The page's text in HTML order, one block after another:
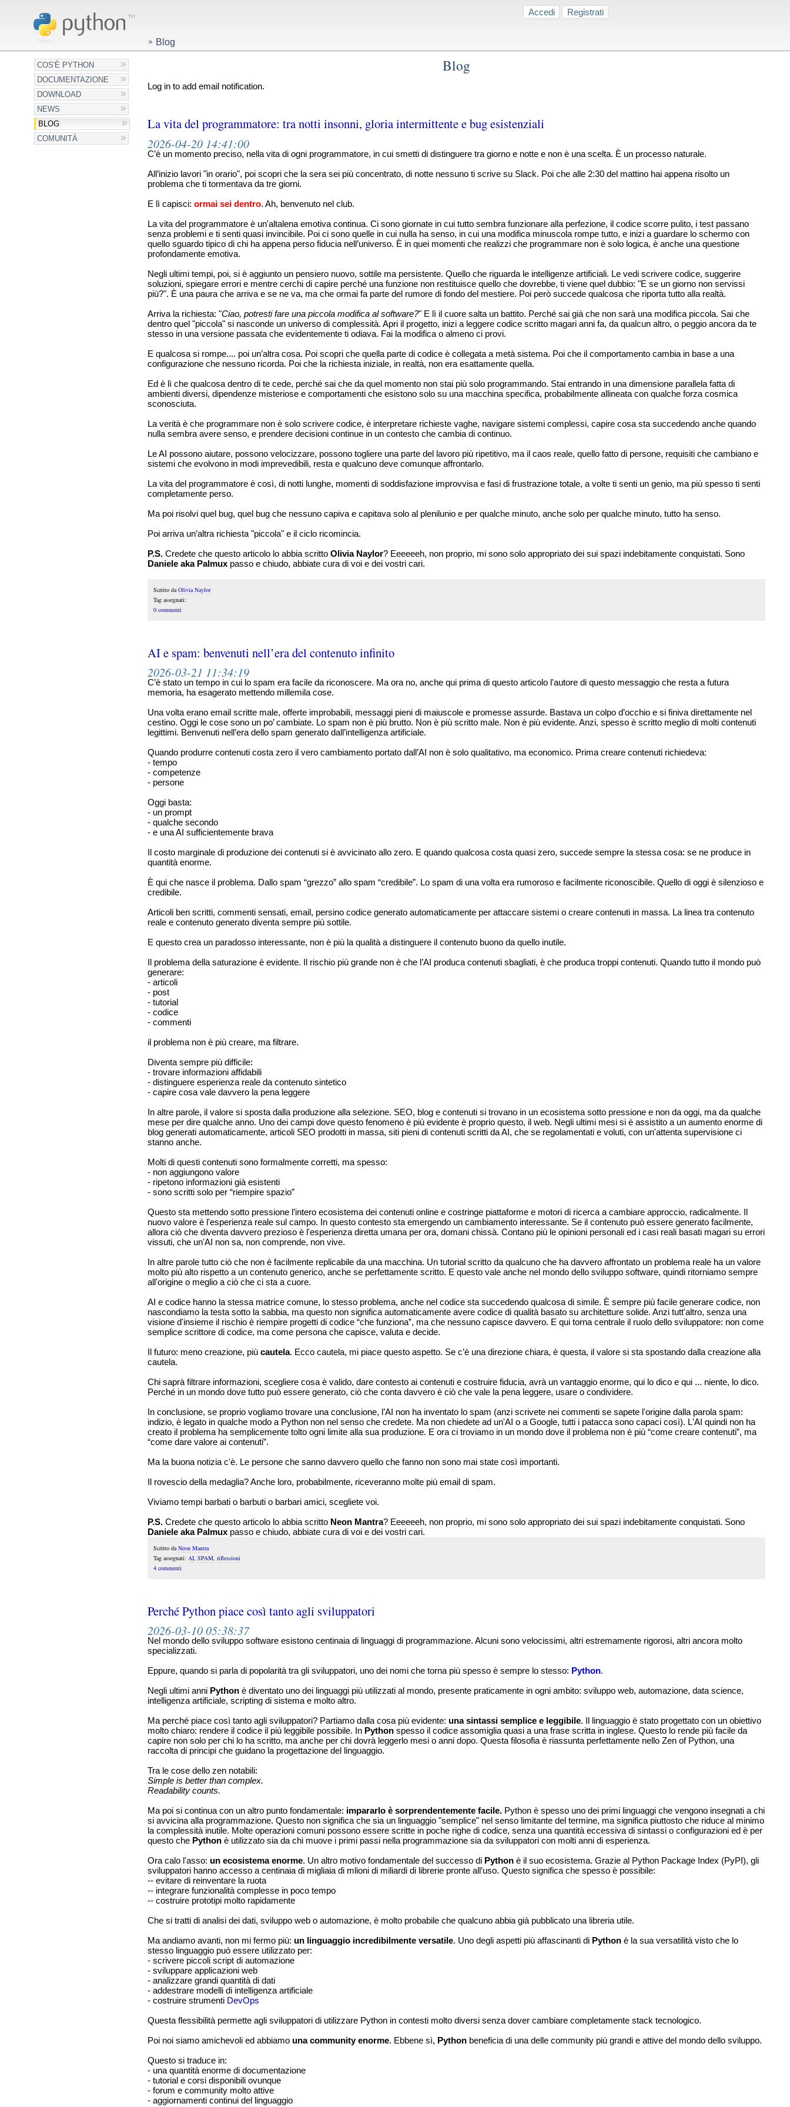
Accedi Registrati
COS'È PYTHON
DOCUMENTAZIONE
DOWNLOAD
NEWS
BLOG
COMUNITÀ
Blog
Blog
Log in to add email notification.
La vita del programmatore: tra notti insonni, gloria intermittente e bug esistenziali
2026-04-20 14:41:00
C’è un momento preciso, nella vita di ogni programmatore, in cui smetti di distinguere tra giorno e notte e non è una scelta. È un processo naturale.
All’inizio lavori "in orario", poi scopri che la sera sei più concentrato, di notte nessuno ti scrive su Slack. Poi che alle 2:30 del mattino hai appena risolto un
problema che ti tormentava da tre giorni.
E lì capisci: ormai sei dentro. Ah, benvenuto nel club.
La vita del programmatore è un'altalena emotiva continua. Ci sono giornate in cui tutto sembra funzionare alla perfezione, il codice scorre pulito, i test passano
senza problemi e ti senti quasi invincibile. Poi ci sono quelle in cui nulla ha senso, in cui una modifica minuscola rompe tutto, e inizi a guardare lo schermo con
quello sguardo tipico di chi ha appena perso fiducia nell’universo. È in quei momenti che realizzi che programmare non è solo logica, è anche una questione
profondamente emotiva.
Negli ultimi tempi, poi, si è aggiunto un pensiero nuovo, sottile ma persistente. Quello che riguarda le intelligenze artificiali. Le vedi scrivere codice, suggerire
soluzioni, spiegare errori e mentre cerchi di capire perché una funzione non restituisce quello che dovrebbe, ti viene quel dubbio: "E se un giorno non servissi
più?". È una paura che arriva e se ne va, ma che ormai fa parte del rumore di fondo del mestiere. Poi però succede qualcosa che riporta tutto alla realtà.
Arriva la richiesta: "Ciao, potresti fare una piccola modifica al software?" E lì il cuore salta un battito. Perché sai già che non sarà una modifica piccola. Sai che
dentro quel "piccola" si nasconde un universo di complessità. Apri il progetto, inizi a leggere codice scritto magari anni fa, da qualcun altro, o peggio ancora da te
stesso in una versione passata che evidentemente ti odiava. Fai la modifica o almeno ci provi.
E qualcosa si rompe.... poi un’altra cosa. Poi scopri che quella parte di codice è collegata a metà sistema. Poi che il comportamento cambia in base a una
configurazione che nessuno ricorda. Poi che la richiesta iniziale, in realtà, non era esattamente quella.
Ed è lì che qualcosa dentro di te cede, perché sai che da quel momento non stai più solo programmando. Stai entrando in una dimensione parallela fatta di
ambienti diversi, dipendenze misteriose e comportamenti che esistono solo su una macchina specifica, probabilmente allineata con qualche forza cosmica
sconosciuta.
La verità è che programmare non è solo scrivere codice, è interpretare richieste vaghe, navigare sistemi complessi, capire cosa sta succedendo anche quando
nulla sembra avere senso, e prendere decisioni continue in un contesto che cambia di continuo.
Le AI possono aiutare, possono velocizzare, possono togliere una parte del lavoro più ripetitivo, ma il caos reale, quello fatto di persone, requisiti che cambiano e
sistemi che evolvono in modi imprevedibili, resta e qualcuno deve comunque affrontarlo.
La vita del programmatore è così, di notti lunghe, momenti di soddisfazione improvvisa e fasi di frustrazione totale, a volte ti senti un genio, ma più spesso ti senti
completamente perso.
Ma poi risolvi quel bug, quel bug che nessuno capiva e capitava solo al plenilunio e per qualche minuto, anche solo per qualche minuto, tutto ha senso.
Poi arriva un’altra richiesta "piccola" e il ciclo ricomincia.
P.S.Credete che questo articolo lo abbia scritto Olivia Naylor? Eeeeeeh, non proprio, mi sono solo appropriato dei sui spazi indebitamente conquistati. Sono
Daniele aka Palmuxpasso e chiudo, abbiate cura di voi e dei vostri cari.
Scritto da Olivia Naylor
Tag assegnati:
0 commenti
AI e spam: benvenuti nell’era del contenuto infinito
2026-03-21 11:34:19
C’è stato un tempo in cui lo spam era facile da riconoscere. Ma ora no, anche qui prima di questo articolo l'autore di questo messaggio che resta a futura
memoria, ha esagerato mettendo millemila cose.
Una volta erano email scritte male, offerte improbabili, messaggi pieni di maiuscole e promesse assurde. Bastava un colpo d’occhio e si finiva direttamente nel
cestino. Oggi le cose sono un po’ cambiate. Lo spam non è più brutto. Non è più scritto male. Non è più evidente. Anzi, spesso è scritto meglio di molti contenuti
legittimi. Benvenuti nell’era dello spam generato dall’intelligenza artificiale.
Quando produrre contenuti costa zero il vero cambiamento portato dall’AI non è solo qualitativo, ma economico. Prima creare contenuti richiedeva:
- tempo
- competenze
- persone
Oggi basta:
- un prompt
- qualche secondo
- e una AI sufficientemente brava
Il costo marginale di produzione dei contenuti si è avvicinato allo zero. E quando qualcosa costa quasi zero, succede sempre la stessa cosa: se ne produce in
quantità enorme.
È qui che nasce il problema. Dallo spam “grezzo” allo spam “credibile”. Lo spam di una volta era rumoroso e facilmente riconoscibile. Quello di oggi è silenzioso e
credibile.
Articoli ben scritti, commenti sensati, email, persino codice generato automaticamente per attaccare sistemi o creare contenuti in massa. La linea tra contenuto
reale e contenuto generato diventa sempre più sottile.
E questo crea un paradosso interessante, non è più la qualità a distinguere il contenuto buono da quello inutile.
Il problema della saturazione è evidente. Il rischio più grande non è che l’AI produca contenuti sbagliati, è che produca troppi contenuti. Quando tutto il mondo può
generare:
- articoli
- post
- tutorial
- codice
- commenti
il problema non è più creare, ma filtrare.
Diventa sempre più difficile:
- trovare informazioni affidabili
- distinguere esperienza reale da contenuto sintetico
- capire cosa vale davvero la pena leggere
In altre parole, il valore si sposta dalla produzione alla selezione. SEO, blog e contenuti si trovano in un ecosistema sotto pressione e non da oggi, ma da qualche
mese per dire qualche anno. Uno dei campi dove questo fenomeno è più evidente è proprio questo, il web. Negli ultimi mesi si è assistito a un aumento enorme di
blog generati automaticamente, articoli SEO prodotti in massa, siti pieni di contenuti scritti da AI, che se regolamentati e voluti, con un'attenta supervisione ci
stanno anche.
Molti di questi contenuti sono formalmente corretti, ma spesso:
- non aggiungono valore
- ripetono informazioni già esistenti
- sono scritti solo per “riempire spazio”
Questo sta mettendo sotto pressione l’intero ecosistema dei contenuti online e costringe piattaforme e motori di ricerca a cambiare approccio, radicalmente. Il
nuovo valore è l'esperienza reale sul campo. In questo contesto sta emergendo un cambiamento interessante. Se il contenuto può essere generato facilmente,
allora ciò che diventa davvero prezioso è l'esperienza diretta umana per ora, domani chissà. Contano più le opinioni personali ed i casi reali basati magari su errori
vissuti, che un'AI non sa, non comprende, non vive.
In altre parole tutto ciò che non è facilmente replicabile da una macchina. Un tutorial scritto da qualcuno che ha davvero affrontato un problema reale ha un valore
molto più alto rispetto a un contenuto generico, anche se perfettamente scritto. E questo vale anche nel mondo dello sviluppo software, quindi ritorniamo sempre
all'origine o meglio a ciò che ci sta a cuore.
AI e codice hanno la stessa matrice comune, lo stesso problema, anche nel codice sta succedendo qualcosa di simile. È sempre più facile generare codice, non
nascondiamo la testa sotto la sabbia, ma questo non significa automaticamente avere codice di qualità basato su architetture solide. Anzi tutt'altro, senza una
visione d'insieme il rischio è riempire progetti di codice “che funziona”, ma che nessuno capisce davvero. E qui torna centrale il ruolo dello sviluppatore: non come
semplice scrittore di codice, ma come persona che capisce, valuta e decide.
Il futuro: meno creazione, più cautela. Ecco cautela, mi piace questo aspetto. Se c’è una direzione chiara, è questa, il valore si sta spostando dalla creazione alla
cautela.
Chi saprà filtrare informazioni, scegliere cosa è valido, dare contesto ai contenuti e costruire fiducia, avrà un vantaggio enorme, qui lo dico e qui ... niente, lo dico.
Perché in un mondo dove tutto può essere generato, ciò che conta davvero è ciò che vale la pena leggere, usare o condividere.
In conclusione, se proprio vogliamo trovare una conclusione, l’AI non ha inventato lo spam (anzi scrivete nei commenti se sapete l'origine dalla parola spam:
indizio, è legato in qualche modo a Python non nel senso che credete. Ma non chiedete ad un'AI o a Google, tutti i patacca sono capaci così). L'AI quindi non ha
creato il problema ha semplicemente tolto ogni limite alla sua produzione. E ora ci troviamo in un mondo dove il problema non è più “come creare contenuti”, ma
“come dare valore ai contenuti”.
Ma la buona notizia c'è. Le persone che sanno davvero quello che fanno non sono mai state così importanti.
Il rovescio della medaglia? Anche loro, probabilmente, riceveranno molte più email di spam.
Viviamo tempi barbati o barbuti o barbari amici, scegliete voi.
P.S.Credete che questo articolo lo abbia scritto Neon Mantra? Eeeeeeh, non proprio, mi sono solo appropriato dei sui spazi indebitamente conquistati. Sono
Daniele aka Palmuxpasso e chiudo, abbiate cura di voi e dei vostri cari.
Scritto daNeon Mantra
Tag assegnati: AI, SPAM, riflessioni
4 commenti
Perché Python piace così tanto agli sviluppatori
2026-03-10 05:38:37
Nel mondo dello sviluppo software esistono centinaia di linguaggi di programmazione. Alcuni sono velocissimi, altri estremamente rigorosi, altri ancora molto
specializzati.
Eppure, quando si parla di popolarità tra gli sviluppatori, uno dei nomi che torna più spesso è sempre lo stesso: Python.
Negli ultimi anni Pythonè diventato uno dei linguaggi più utilizzati al mondo, presente praticamente in ogni ambito: sviluppo web, automazione, data science,
intelligenza artificiale, scripting di sistema e molto altro.
Ma perché piace così tanto agli sviluppatori? Partiamo dalla cosa più evidente: una sintassi semplice e leggibile. Il linguaggio è stato progettato con un obiettivo
molto chiaro: rendere il codice il più leggibile possibile. In Pythonspesso il codice assomiglia quasi a una frase scritta in inglese. Questo lo rende più facile da
capire non solo per chi lo ha scritto, ma anche per chi dovrà leggerlo mesi o anni dopo. Questa filosofia è riassunta perfettamente nello Zen of Python, una
raccolta di principi che guidano la progettazione del linguaggio.
Tra le cose dello zen notabili:
Simple is better than complex.
Readability counts.
Ma poi si continua con un altro punto fondamentale: impararlo è sorprendentemente facile. Python è spesso uno dei primi linguaggi che vengono insegnati a chi
si avvicina alla programmazione. Questo non significa che sia un linguaggio "semplice" nel senso limitante del termine, ma significa piuttosto che riduce al minimo
la complessità inutile. Molte operazioni comuni possono essere scritte in poche righe di codice, senza una quantità eccessiva di sintassi o configurazioni ed è per
questo che Pythonè utilizzato sia da chi muove i primi passi nella programmazione sia da sviluppatori con molti anni di esperienza.
Ora calo l'asso: un ecosistema enorme. Un altro motivo fondamentale del successo di Pythonè il suo ecosistema. Grazie al Python Package Index (PyPI), gli
sviluppatori hanno accesso a centinaia di migliaia di mlioni di miliardi di librerie pronte all’uso. Questo significa che spesso è possibile:
-- evitare di reinventare la ruota
-- integrare funzionalità complesse in poco tempo
-- costruire prototipi molto rapidamente
Che si tratti di analisi dei dati, sviluppo web o automazione, è molto probabile che qualcuno abbia già pubblicato una libreria utile.
Ma andiamo avanti, non mi fermo più: un linguaggio incredibilmente versatile. Uno degli aspetti più affascinanti di Pythonè la sua versatilità visto che lo
stesso linguaggio può essere utilizzato per:
- scrivere piccoli script di automazione
- sviluppare applicazioni web
- analizzare grandi quantità di dati
- addestrare modelli di intelligenza artificiale
- costruire strumenti DevOps
Questa flessibilità permette agli sviluppatori di utilizzare Python in contesti molto diversi senza dover cambiare completamente stack tecnologico.
Poi noi siamo amichevoli ed abbiamo una community enorme. Ebbene sì, Pythonbeneficia di una delle community più grandi e attive del mondo dello sviluppo.
Questo si traduce in:
- una quantità enorme di documentazione
- tutorial e corsi disponibili ovunque
- forum e community molto attive
- aggiornamenti continui del linguaggio